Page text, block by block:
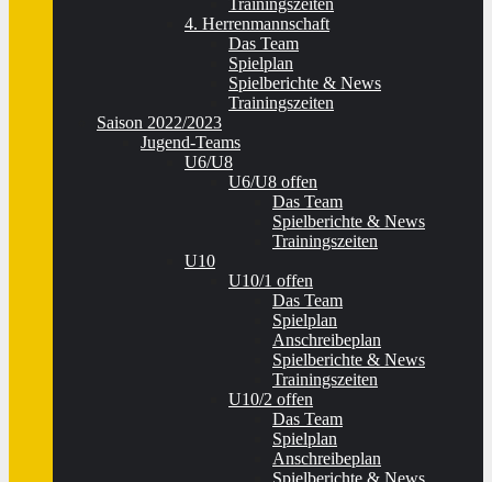
Trainingszeiten
4. Herrenmannschaft
Das Team
Spielplan
Spielberichte & News
Trainingszeiten
Saison 2022/2023
Jugend-Teams
U6/U8
U6/U8 offen
Das Team
Spielberichte & News
Trainingszeiten
U10
U10/1 offen
Das Team
Spielplan
Anschreibeplan
Spielberichte & News
Trainingszeiten
U10/2 offen
Das Team
Spielplan
Anschreibeplan
Spielberichte & News